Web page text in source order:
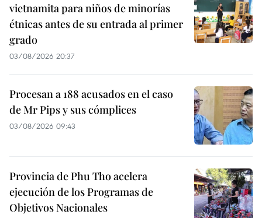
vietnamita para niños de minorías
étnicas antes de su entrada al primer
grado
03/08/2026 20:37
Procesan a 188 acusados en el caso
de Mr Pips y sus cómplices
03/08/2026 09:43
Provincia de Phu Tho acelera
ejecución de los Programas de
Objetivos Nacionales